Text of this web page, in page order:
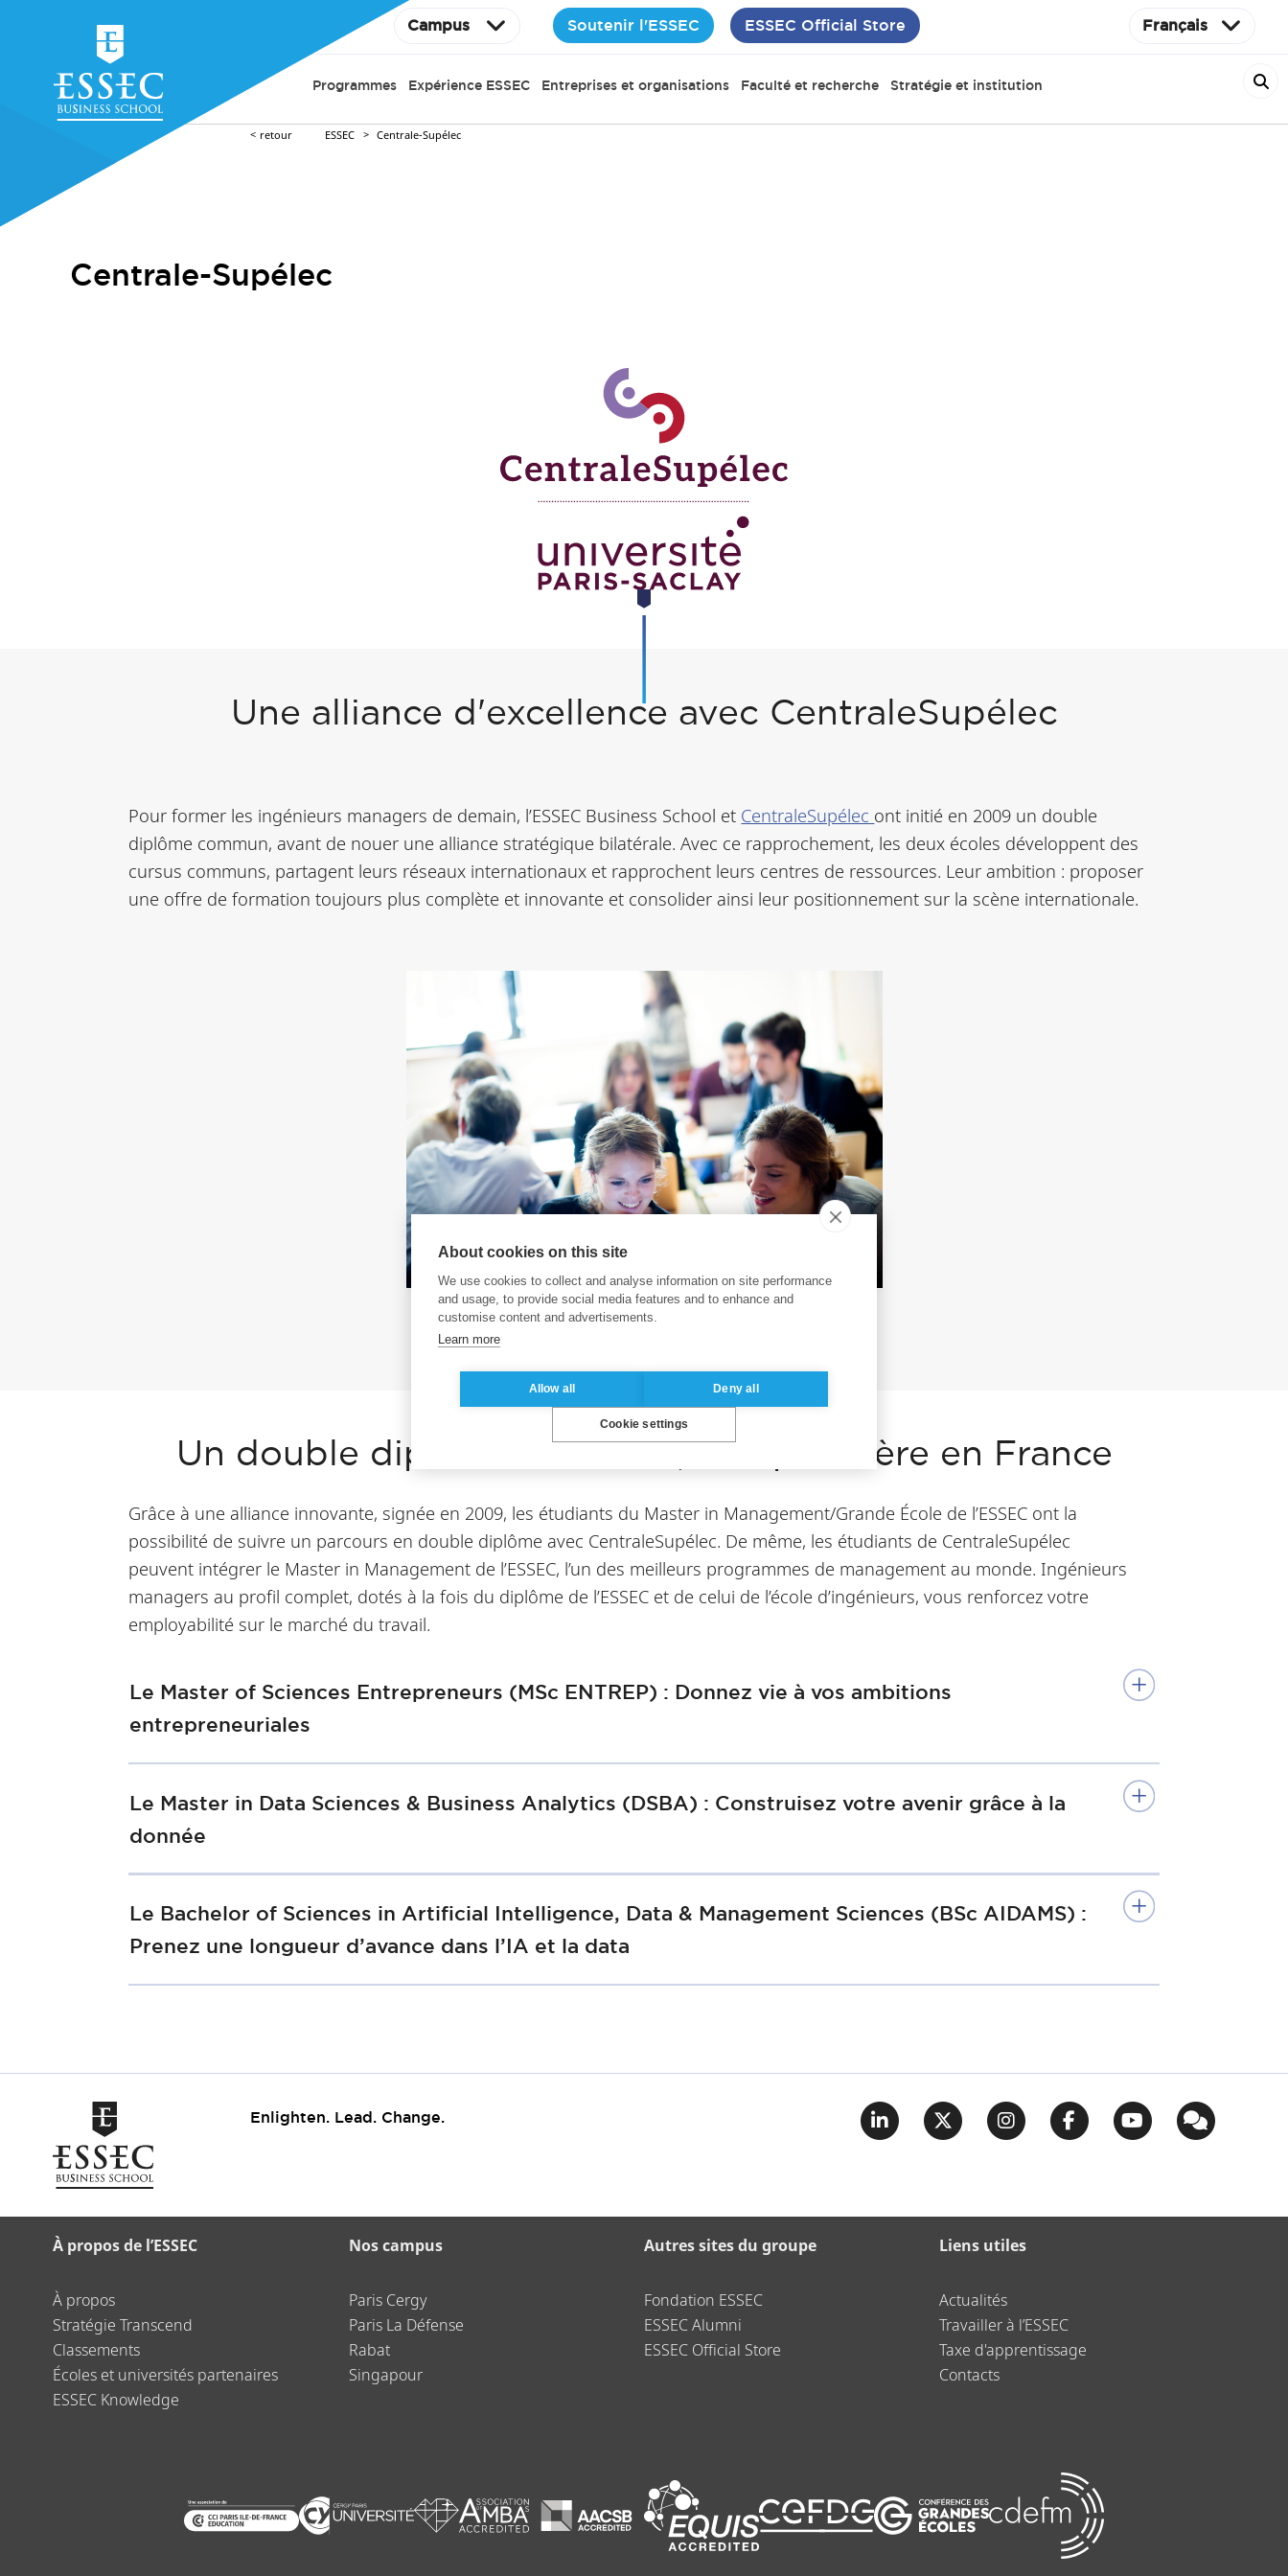
Campus Soutenir l'ESSEC ESSEC Official Store Français
Programmes Expérience ESSEC Entreprises et organisations Faculté et recherche Stratégie et institution
retour ESSEC Centrale-Supélec
Centrale-Supélec
Une alliance d'excellence avec CentraleSupélec
Pour former les ingénieurs managers de demain, l’ESSEC Business School et CentraleSupélec ont initié en 2009 un double
diplôme commun, avant de nouer une alliance stratégique bilatérale. Avec ce rapprochement, les deux écoles développent des
cursus communs, partagent leurs réseaux internationaux et rapprochent leurs centres de ressources. Leur ambition : proposer
une offre de formation toujours plus complète et innovante et consolider ainsi leur positionnement sur la scène internationale.
Un double diplôme innovant, une première en France
Grâce à une alliance innovante, signée en 2009, les étudiants du Master in Management/Grande École de l’ESSEC ont la
possibilité de suivre un parcours en double diplôme avec CentraleSupélec. De même, les étudiants de CentraleSupélec
peuvent intégrer le Master in Management de l’ESSEC, l’un des meilleurs programmes de management au monde. Ingénieurs
managers au profil complet, dotés à la fois du diplôme de l’ESSEC et de celui de l’école d’ingénieurs, vous renforcez votre
employabilité sur le marché du travail.
Le Master of Sciences Entrepreneurs (MSc ENTREP) : Donnez vie à vos ambitions
entrepreneuriales
Le Master in Data Sciences & Business Analytics (DSBA) : Construisez votre avenir grâce à la
donnée
Le Bachelor of Sciences in Artificial Intelligence, Data & Management Sciences (BSc AIDAMS) :
Prenez une longueur d’avance dans l’IA et la data
Enlighten. Lead. Change.
À propos de l’ESSEC
À propos
Stratégie Transcend
Classements
Écoles et universités partenaires
ESSEC Knowledge
Nos campus
Paris Cergy
Paris La Défense
Rabat
Singapour
Autres sites du groupe
Fondation ESSEC
ESSEC Alumni
ESSEC Official Store
Liens utiles
Actualités
Travailler à l’ESSEC
Taxe d'apprentissage
Contacts
About cookies on this site
We use cookies to collect and analyse information on site performance
and usage, to provide social media features and to enhance and
customise content and advertisements.
Learn more
Allow all Deny all
Cookie settings